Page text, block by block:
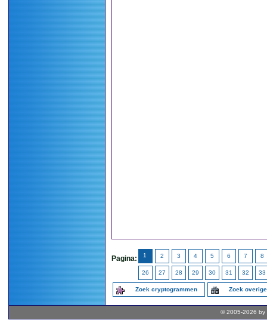
Pagina: 1 2 3 4 5 6 7 8
26 27 28 29 30 31 32 33
Zoek cryptogrammen Zoek
© 2005-2026 by